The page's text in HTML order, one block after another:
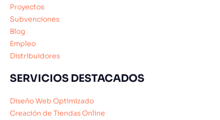
Proyectos
Subvenciones
Blog
Empleo
Distribuidores
SERVICIOS DESTACADOS
Diseño Web Optimizado
Creación de Tiendas Online